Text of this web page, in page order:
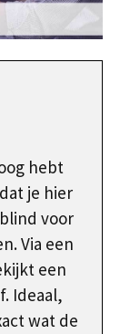
hebt
je hier
voor
Via een
een
Ideaal,
wat de